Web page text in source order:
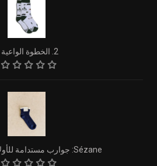
2. الخطوة الواعية
Sézane: جوارب مستدامة للأولاد من باريس